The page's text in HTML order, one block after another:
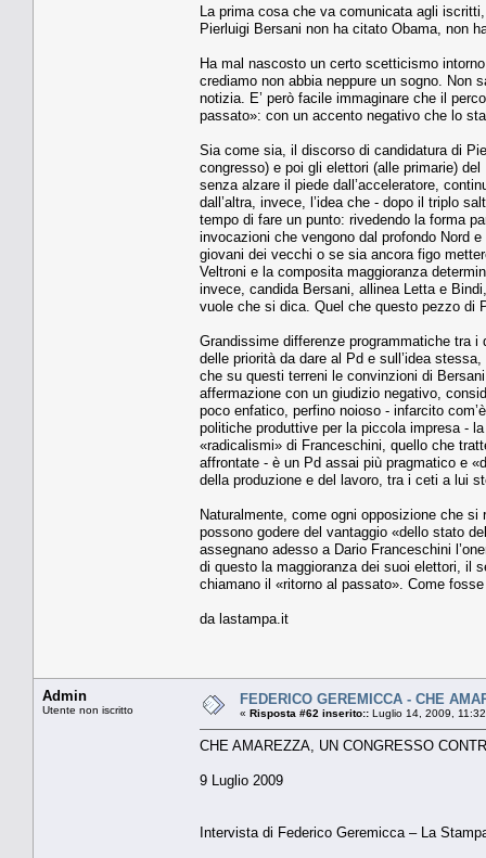
La prima cosa che va comunicata agli
Pierluigi Bersani non ha citato Obama, non
Ha mal nascosto un certo scetticismo
crediamo non abbia neppure un sogno. Non
notizia. E’ però facile immaginare che il
passato»: con un accento negativo che lo
Sia come sia, il discorso di candidatura di
congresso) e poi gli elettori (alle primarie)
senza alzare il piede dall’acceleratore,
dall’altra, invece, l’idea che - dopo il triplo
tempo di fare un punto: rivedendo la forma
invocazioni che vengono dal profondo Nord
giovani dei vecchi o se sia ancora figo
Veltroni e la composita maggioranza
invece, candida Bersani, allinea Letta e
vuole che si dica. Quel che questo pezzo di
Grandissime differenze programmatiche tra
delle priorità da dare al Pd e sull’idea
che su questi terreni le convinzioni di
affermazione con un giudizio negativo,
poco enfatico, perfino noioso - infarcito
politiche produttive per la piccola impresa -
«radicalismi» di Franceschini, quello che
affrontate - è un Pd assai più pragmatico e
della produzione e del lavoro, tra i ceti a lui
Naturalmente, come ogni opposizione che
possono godere del vantaggio «dello stato
assegnano adesso a Dario Franceschini
di questo la maggioranza dei suoi elettori, il
chiamano il «ritorno al passato». Come
da lastampa.it
Admin
Utente non iscritto
FEDERICO GEREMICCA - CHE
« Risposta #62 inserito:: Luglio 14, 2009,
CHE AMAREZZA, UN CONGRESSO
9 Luglio 2009
Intervista di Federico Geremicca – La